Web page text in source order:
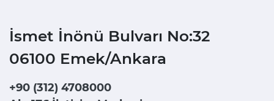
İsmet İnönü Bulvarı No:32
06100 Emek/Ankara
+90 (312) 4708000